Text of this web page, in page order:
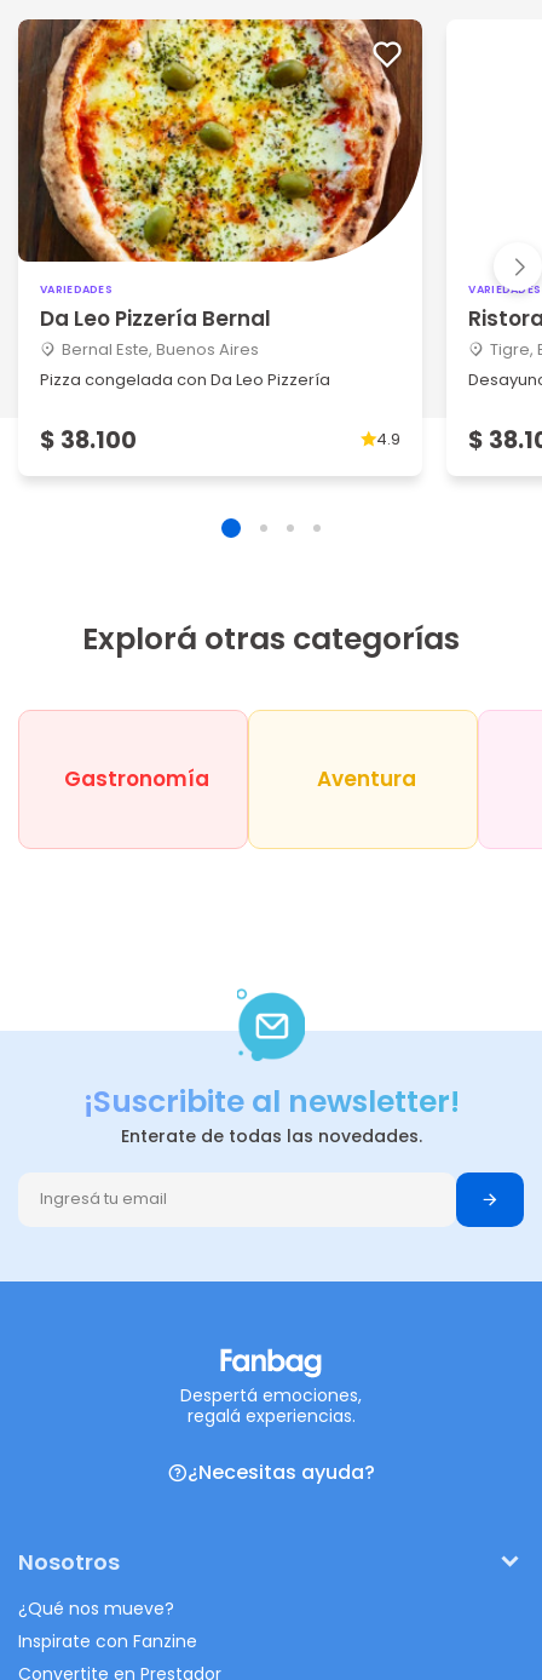
VARIEDADES
Da Leo Pizzería Bernal
Bernal Este, Buenos Aires
Pizza congelada con Da Leo Pizzería
$ 38.100 4.9
VARIEDADES
Tigre,
$
Explorá otras categorías
Gastronomía Aventura
¡Suscribite al newsletter!
Enterate de todas las novedades.
Despertá emociones,
regalá experiencias.
¿Necesitas ayuda?
Nosotros
¿Qué nos mueve?
Inspirate con Fanzine
Convertite en Prestador